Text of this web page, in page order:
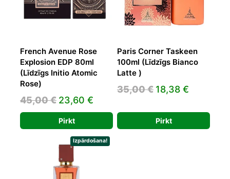
French Avenue Rose
Explosion EDP 80ml
(Līdzīgs Initio Atomic
Rose)
45,00€ Original
price
was:
45,00 €.
23,60 €
price
is:
23,60 €.
Pirkt
Paris Corner Taskeen
100ml (Līdzīgs Bianco
Latte )
35,00€ Original
was:
35,00 €.
18,38 €
18,38 €.
Pirkt
Izpārdošana!